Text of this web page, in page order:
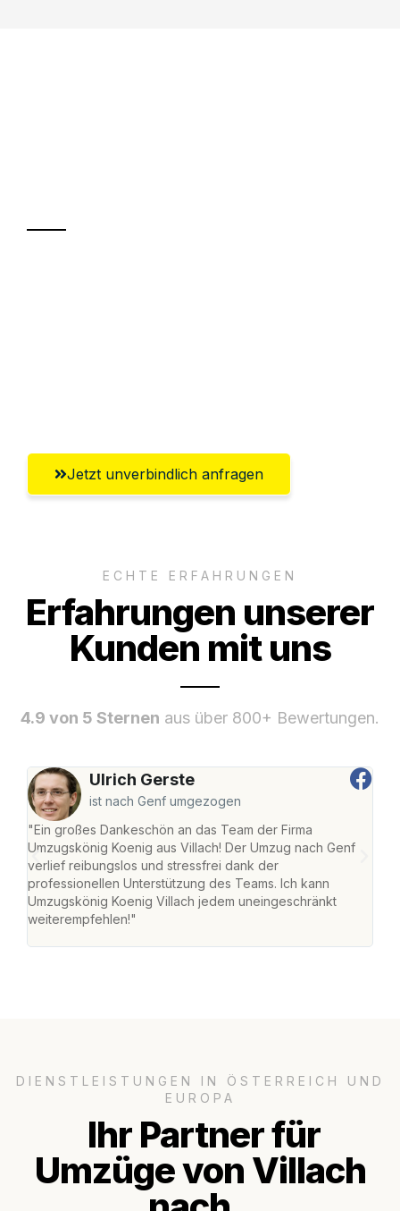
Jetzt unverbindlich anfragen
ECHTE ERFAHRUNGEN
Erfahrungen unserer
Kunden mit uns
4.9 von 5 Sternen aus über 800+ Bewertungen.
Ulrich Gerste
ist nach Genf umgezogen
"Ein großes Dankeschön an das Team der Firma
Umzugskönig Koenig aus Villach! Der Umzug nach Genf
verlief reibungslos und stressfrei dank der
professionellen Unterstützung des Teams. Ich kann
Umzugskönig Koenig Villach jedem uneingeschränkt
weiterempfehlen!"
DIENSTLEISTUNGEN IN ÖSTERREICH UND
EUROPA
Ihr Partner für
Umzüge von Villach